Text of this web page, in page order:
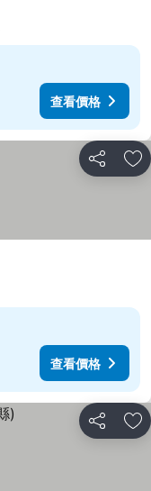
查看價格
分享 加
查看價格
分享 加